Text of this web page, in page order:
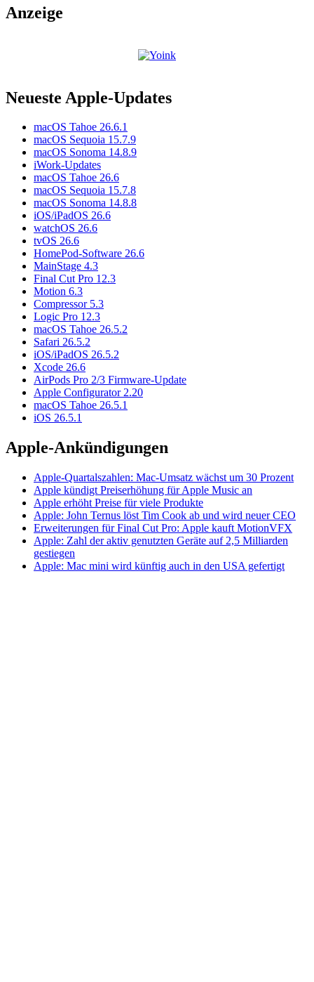
Anzeige
Neueste Apple-Updates
macOS Tahoe 26.6.1
macOS Sequoia 15.7.9
macOS Sonoma 14.8.9
iWork-Updates
macOS Tahoe 26.6
macOS Sequoia 15.7.8
macOS Sonoma 14.8.8
iOS/iPadOS 26.6
watchOS 26.6
tvOS 26.6
HomePod-Software 26.6
MainStage 4.3
Final Cut Pro 12.3
Motion 6.3
Compressor 5.3
Logic Pro 12.3
macOS Tahoe 26.5.2
Safari 26.5.2
iOS/iPadOS 26.5.2
Xcode 26.6
AirPods Pro 2/3 Firmware-Update
Apple Configurator 2.20
macOS Tahoe 26.5.1
iOS 26.5.1
Apple-Ankündigungen
Apple-Quartalszahlen: Mac-Umsatz wächst um 30 Prozent
Apple kündigt Preiserhöhung für Apple Music an
Apple erhöht Preise für viele Produkte
Apple: John Ternus löst Tim Cook ab und wird neuer CEO
Erweiterungen für Final Cut Pro: Apple kauft MotionVFX
Apple: Zahl der aktiv genutzten Geräte auf 2,5 Milliarden
gestiegen
Apple: Mac mini wird künftig auch in den USA gefertigt